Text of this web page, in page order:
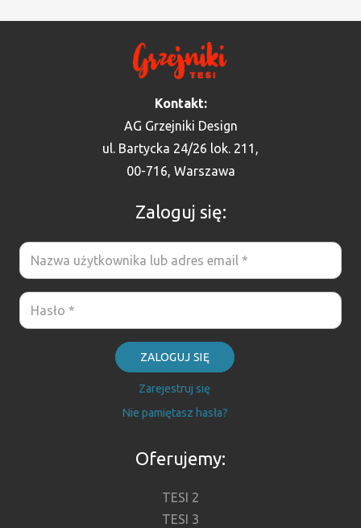
Kontakt:
AG Grzejniki Design
ul. Bartycka 24/26 lok. 211,
00-716, Warszawa
Zaloguj się:
ZALOGUJ SIĘ
Zarejestruj się
Nie pamiętasz hasła?
Oferujemy:
TESI 2
TESI 3